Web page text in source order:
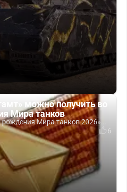
можно получить во
Мира танков
Мира танков 2026»...
6